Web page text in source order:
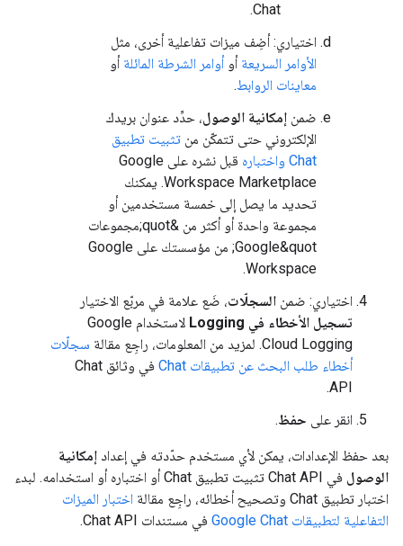
Chat.
اختياري: أضِف ميزات تفاعلية أخرى، مثل
الأوامر السريعة أوأوامر الشرطة المائلة أو
معاينات الروابط.
ضمن إمكانية الوصول، حدِّد عنوان بريدك
الإلكتروني حتى تتمكّن من تثبيت تطبيق
Chat واختباره
قبل نشره على Google
Workspace Marketplace. يمكنك
تحديد ما يصل إلى خمسة مستخدمين أو
مجموعة واحدة أو أكثر من &quot;مجموعات
Google&quot; من مؤسستك على Google
Workspace.
اختياري: ضمن السجلّات، ضَع علامة في مربّع الاختيار
تسجيل الأخطاء في Logging
لاستخدام Google
Cloud Logging. لمزيد من المعلومات، راجِع مقالة
سجلّات
أخطاء طلب البحث عن تطبيقات Chat
في وثائق Chat
API.
انقر على حفظ.
بعد حفظ الإعدادات، يمكن لأي مستخدم حدّدته في إعداد إمكانية
الوصول
في Chat API تثبيت تطبيق Chat أو اختباره أو استخدامه. لبدء
اختبار تطبيق Chat وتصحيح أخطائه، راجِع مقالة
اختبار الميزات
التفاعلية لتطبيقات Google Chat
في مستندات Chat API.